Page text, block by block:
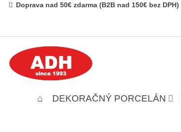
Doprava nad 50€ zdarma (B2B nad 150€ bez DPH)
DEKORAČNÝ PORCELÁN